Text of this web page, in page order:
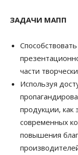
ЗАДАЧИ МАПП
части
Используя
продукции, как
современных
повышения